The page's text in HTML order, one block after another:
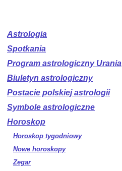
Astrologia
Spotkania
Program astrologiczny Urania
Biuletyn astrologiczny
Postacie polskiej astrologii
Symbole astrologiczne
Horoskop
Horoskop tygodniowy
Nowe horoskopy
Zegar